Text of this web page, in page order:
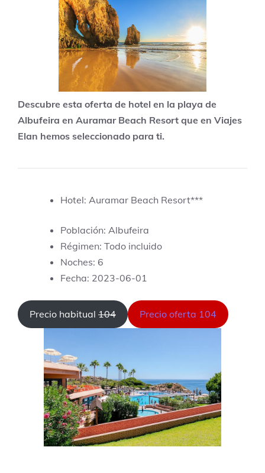
Descubre esta oferta de hotel en la playa de
Albufeira en Auramar Beach Resort que en Viajes
Elan hemos seleccionado para ti.
Hotel: Auramar Beach Resort***
Población: Albufeira
Régimen: Todo incluido
Noches: 6
Fecha: 2023-06-01
Precio habitual 104 Precio oferta 104